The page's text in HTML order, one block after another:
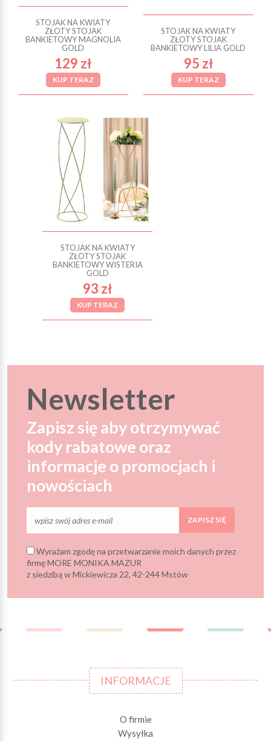
STOJAK NA KWIATY
ZŁOTY STOJAK
BANKIETOWY MAGNOLIA
GOLD
129 zł
KUP TERAZ
STOJAK NA KWIATY
ZŁOTY STOJAK
BANKIETOWY LILIA GOLD
95 zł
KUP TERAZ
STOJAK NA KWIATY
ZŁOTY STOJAK
BANKIETOWY WISTERIA
GOLD
93 zł
KUP TERAZ
Newsletter
Zapisz się aby otrzymywać
kody rabatowe oraz
informacje o promocjach i
nowościach
ZAPISZ SIĘ
Wyrażam zgodę na przetwarzanie moich danych przez
firmę MORE MONIKA MAZUR
z siedzibą w Mickiewicza 22, 42-244 Mstów
INFORMACJE
O firmie
Wysyłka